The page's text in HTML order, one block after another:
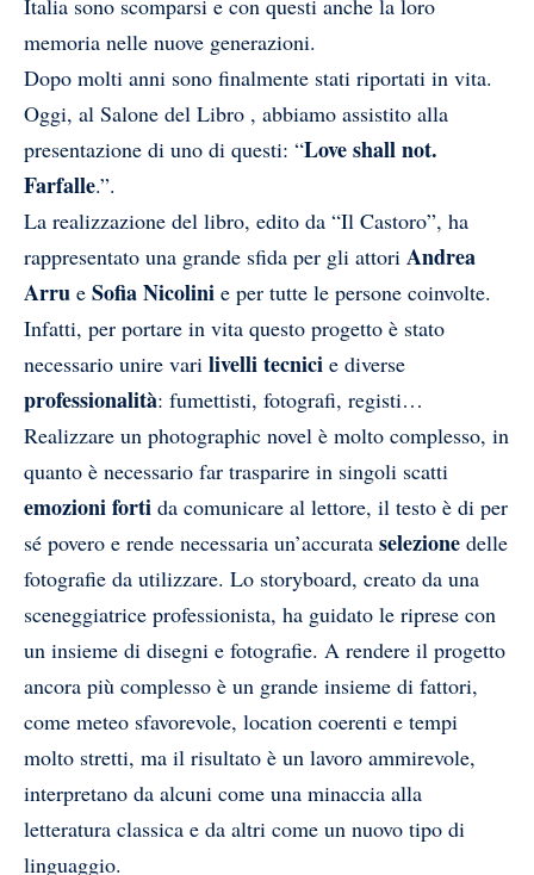
memoria nelle nuove generazioni.
Dopo molti anni sono finalmente stati riportati in vita.
Oggi, al Salone del Libro , abbiamo assistito alla
presentazione di uno di questi: “Love shall not.
Farfalle.”.
La realizzazione del libro, edito da “Il Castoro”, ha
rappresentato una grande sfida per gli attori Andrea
Arru e Sofia Nicolini e per tutte le persone coinvolte.
Infatti, per portare in vita questo progetto è stato
necessario unire vari livelli tecnici e diverse
professionalità: fumettisti, fotografi, registi…
Realizzare un photographic novel è molto complesso, in
quanto è necessario far trasparire in singoli scatti
emozioni forti da comunicare al lettore, il testo è di per
sé povero e rende necessaria un’accurata selezione delle
fotografie da utilizzare. Lo storyboard, creato da una
sceneggiatrice professionista, ha guidato le riprese con
un insieme di disegni e fotografie. A rendere il progetto
ancora più complesso è un grande insieme di fattori,
come meteo sfavorevole, location coerenti e tempi
molto stretti, ma il risultato è un lavoro ammirevole,
interpretano da alcuni come una minaccia alla
letteratura classica e da altri come un nuovo tipo di
linguaggio.